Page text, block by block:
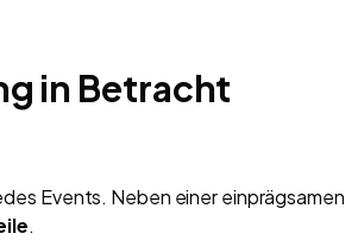
in Betracht
Events. Neben einer einprägsamen
.